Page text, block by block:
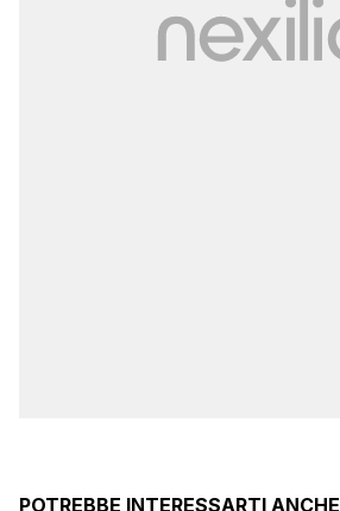
POTREBBE INTERESSARTI ANCHE